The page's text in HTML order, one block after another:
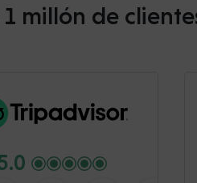
1 millón de